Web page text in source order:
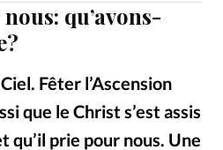
qu’avons-
Fêter l’Ascension
que le Christ s’est assis
qu’il prie pour nous. Une